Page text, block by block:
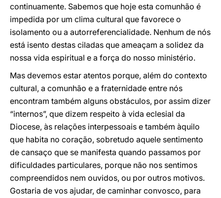
continuamente. Sabemos que hoje esta comunhão é
impedida por um clima cultural que favorece o
isolamento ou a autorreferencialidade. Nenhum de nós
está isento destas ciladas que ameaçam a solidez da
nossa vida espiritual e a força do nosso ministério.
Mas devemos estar atentos porque, além do contexto
cultural, a comunhão e a fraternidade entre nós
encontram também alguns obstáculos, por assim dizer
“internos”, que dizem respeito à vida eclesial da
Diocese, às relações interpessoais e também àquilo
que habita no coração, sobretudo aquele sentimento
de cansaço que se manifesta quando passamos por
dificuldades particulares, porque não nos sentimos
compreendidos nem ouvidos, ou por outros motivos.
Gostaria de vos ajudar, de caminhar convosco, para